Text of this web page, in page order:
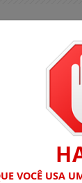
VOCÊ USA